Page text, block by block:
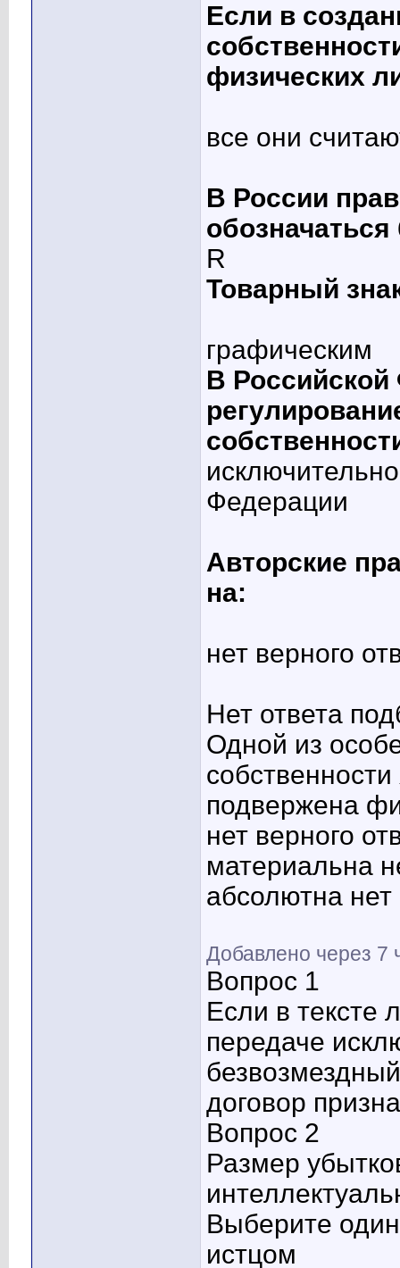
Если в
физических
все они
В России
обозначаться
R
Товарный
графическим
В
Федерации
Авторские
на:
нет верного
Нет ответа
Одной из
подвержена
нет верного
материальна
абсолютна нет
Добавлено через 7
Вопрос 1
Если в тексте
передаче
договор
Вопрос 2
Размер
Выберите
истцом